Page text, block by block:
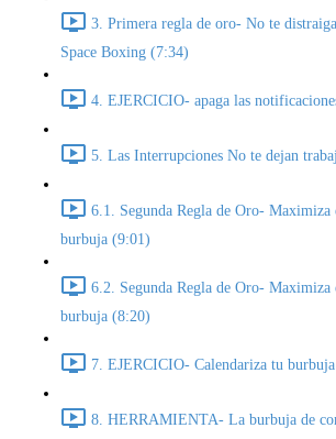
3. Primera regla de oro- No te
Space Boxing (7:34)
4. EJERCICIO- apaga las
5. Las Interrupciones No te dejan
6.1. Segunda Regla de Oro-
burbuja (9:01)
6.2. Segunda Regla de Oro-
burbuja (8:20)
7. EJERCICIO- Calendariza tu
8. HERRAMIENTA- La burbuja de